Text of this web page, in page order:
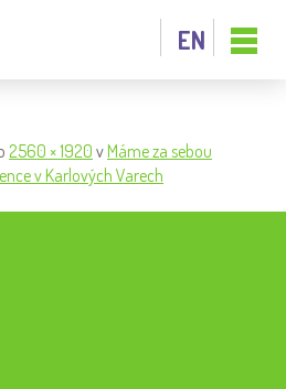
EN
2560 × 1920 v Máme za sebou
v Karlových Varech